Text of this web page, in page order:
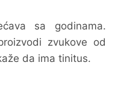
sa godinama.
zvukove od
da ima tinitus.